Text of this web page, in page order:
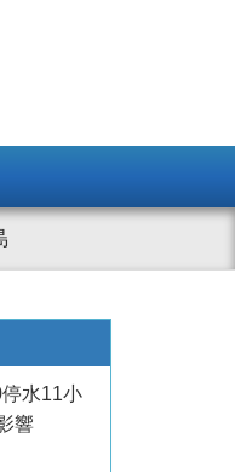
水11小
響